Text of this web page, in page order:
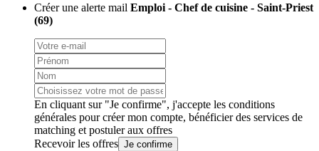
Créer une alerte mail Emploi - Chef de cuisine - Saint-Priest
(69)
En cliquant sur "Je confirme", j'accepte les conditions
générales pour créer mon compte, bénéficier des services de
matching et postuler aux offres
Recevoir les offres Je confirme